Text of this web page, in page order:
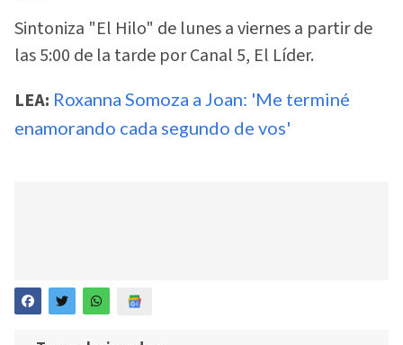
Sintoniza "El Hilo" de lunes a viernes a partir de
las 5:00 de la tarde por Canal 5, El Líder.
LEA: Roxanna Somoza a Joan: 'Me terminé
enamorando cada segundo de vos'